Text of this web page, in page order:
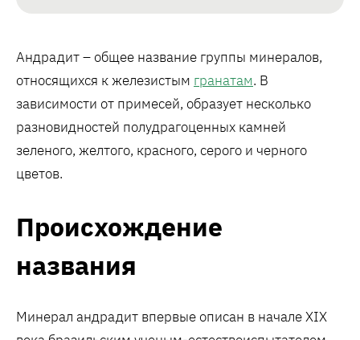
Андрадит – общее название группы минералов,
относящихся к железистым гранатам. В
зависимости от примесей, образует несколько
разновидностей полудрагоценных камней
зеленого, желтого, красного, серого и черного
цветов.
Происхождение
названия
Минерал андрадит впервые описан в начале XIX